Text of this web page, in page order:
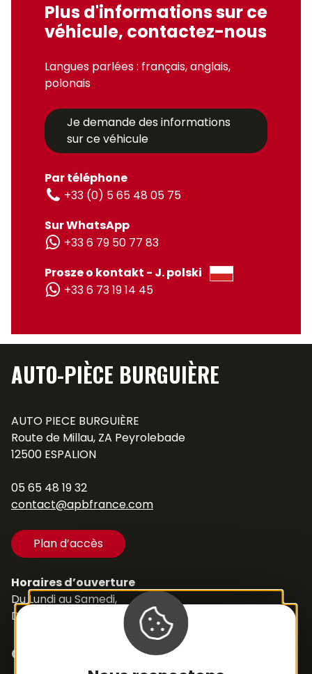
Plus d'informations sur ce
véhicule, contactez-nous
Langues parlées : français, anglais,
polonais
Je demande des informations
sur ce véhicule
Par téléphone
+33 (0) 5 65 48 05 75
Sur WhatsApp
+33 6 79 50 77 83
Prosze o kontakt - J. polski
+33 6 73 19 14 45
AUTO-PIÈCE BURGUIÈRE
AUTO PIECE BURGUIÈRE
Route de Millau, ZA Peyrolebade
12500 ESPALION
05 65 48 19 32
contact@apbfrance.com
Plan d’accès
Horaires d’ouverture
Du Lundi au Samedi,
De 8h30 à 12h et de 14h à 18h
Contacts